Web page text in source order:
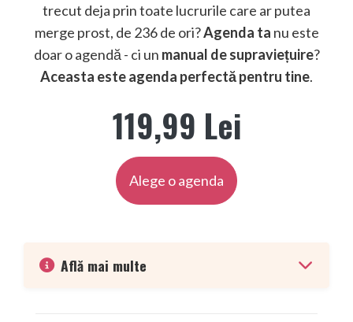
trecut deja prin toate lucrurile care ar putea
merge prost, de 236 de ori?Agenda ta nu este
doar o agendă - ci un manual de supraviețuire?
Aceasta este agenda perfectă pentru tine.
119,99 Lei
Alege o agenda
Află mai multe